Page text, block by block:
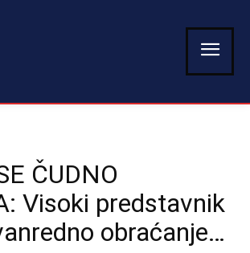
ČUDNO
Visoki predstavnik
obraćanje…